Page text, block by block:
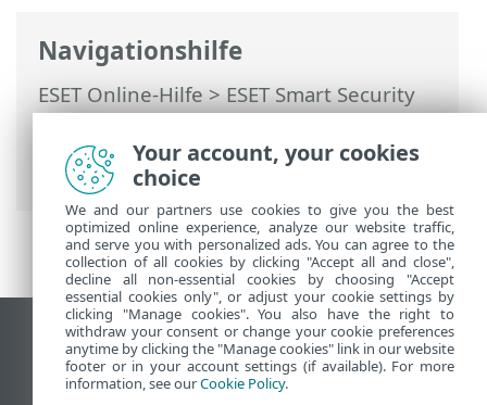
Navigationshilfe
ESET Online-Hilfe>ESET Smart Security
Premium>Rechtliche Dokumente >
Programm für ein besseres
Kundenerlebnis
Desktop-Site anzeigen
End of Life
ESET Knowledgebase
Your account, your cookies
choice
We and our partners use cookies to give you the best
optimized online experience, analyze our website traffic,
and serve you with personalized ads. You can agree to the
collection of all cookies by clicking "Accept all and close",
decline all non-essential cookies by choosing "Accept
essential cookies only", or adjust your cookie settings by
clicking "Manage cookies". You also have the right to
withdraw your consent or change your cookie preferences
anytime by clicking the "Manage cookies" link in our website
footer or in your account settings (if available). For more
information, see ourCookie Policy.